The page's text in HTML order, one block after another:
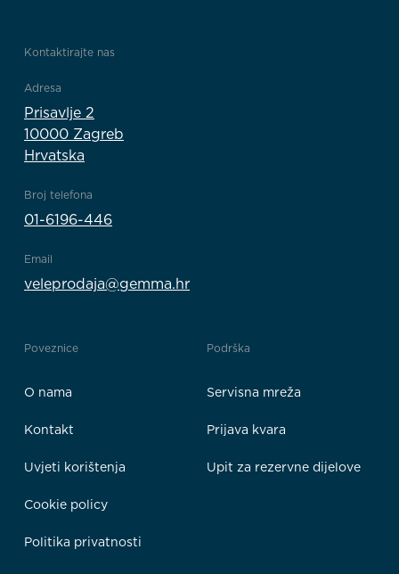
Kontaktirajte nas
Adresa
Prisavlje 2
10000 Zagreb
Hrvatska
Broj telefona
01-6196-446
Email
veleprodaja@gemma.hr
Poveznice
O nama
Kontakt
Uvjeti korištenja
Cookie policy
Politika privatnosti
Podrška
Servisna mreža
Prijava kvara
Upit za rezervne dijelove